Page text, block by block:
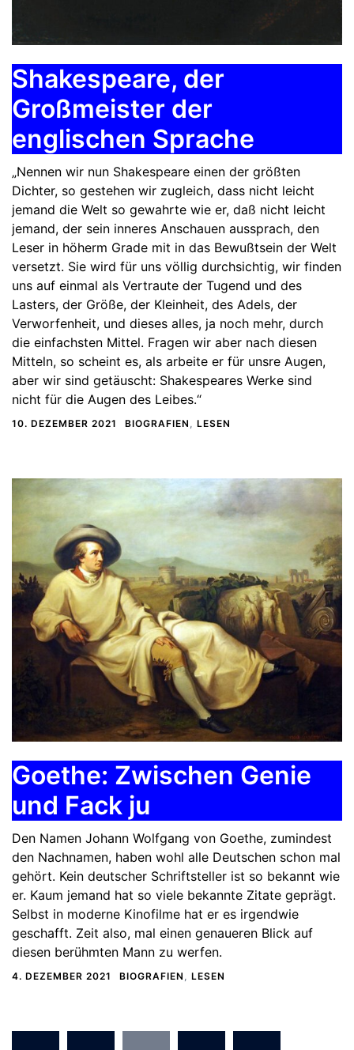
Shakespeare, der
Großmeister der
englischen Sprache
„Nennen wir nun Shakespeare einen der größten
Dichter, so gestehen wir zugleich, dass nicht leicht
jemand die Welt so gewahrte wie er, daß nicht leicht
jemand, der sein inneres Anschauen aussprach, den
Leser in höherm Grade mit in das Bewußtsein der Welt
versetzt. Sie wird für uns völlig durchsichtig, wir finden
uns auf einmal als Vertraute der Tugend und des
Lasters, der Größe, der Kleinheit, des Adels, der
Verworfenheit, und dieses alles, ja noch mehr, durch
die einfachsten Mittel. Fragen wir aber nach diesen
Mitteln, so scheint es, als arbeite er für unsre Augen,
aber wir sind getäuscht: Shakespeares Werke sind
nicht für die Augen des Leibes.“
10. DEZEMBER 2021 BIOGRAFIEN , LESEN
Goethe: Zwischen Genie
und Fack ju
Den Namen Johann Wolfgang von Goethe, zumindest
den Nachnamen, haben wohl alle Deutschen schon mal
gehört. Kein deutscher Schriftsteller ist so bekannt wie
er. Kaum jemand hat so viele bekannte Zitate geprägt.
Selbst in moderne Kinofilme hat er es irgendwie
geschafft. Zeit also, mal einen genaueren Blick auf
diesen berühmten Mann zu werfen.
4. DEZEMBER 2021 BIOGRAFIEN LESEN